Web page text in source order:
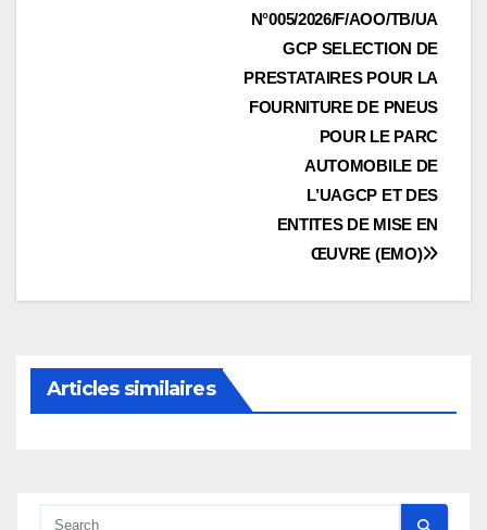
N°005/2026/F/AOO/TB/UA
GCP SELECTION DE
PRESTATAIRES POUR LA
FOURNITURE DE PNEUS
POUR LE PARC
AUTOMOBILE DE
L’UAGCP ET DES
ENTITES DE MISE EN
ŒUVRE (EMO)
Articles similaires